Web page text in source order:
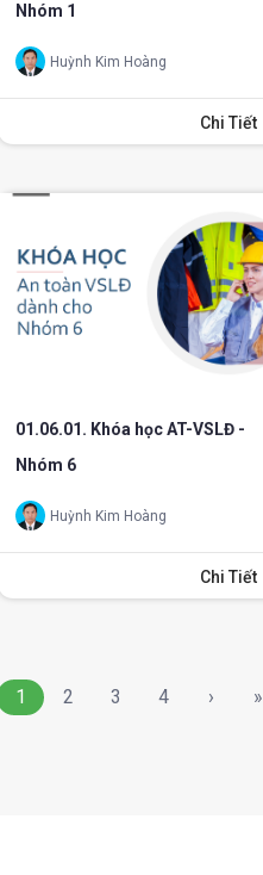
Nhóm 1
Huỳnh Kim Hoàng
Chi Tiết
01.06.01. Khóa học AT-VSLĐ -
Nhóm 6
Huỳnh Kim Hoàng
Chi Tiết
1 2 3 4 › »